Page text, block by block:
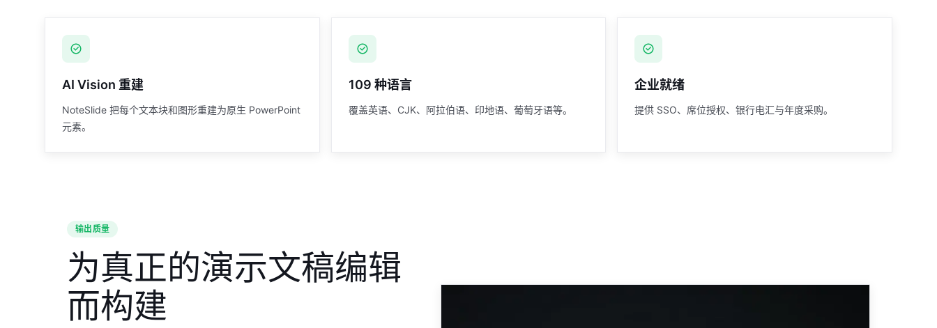
AI Vision 重建
NoteSlide 把每个文本块和图形重建为原生 PowerPoint
元素。
109 种语言
覆盖英语、CJK、阿拉伯语、印地语、葡萄牙语等。
企业就绪
提供 SSO、席位授权、银行电汇与年度采购。
输出质量
为真正的演示文稿编辑
而构建